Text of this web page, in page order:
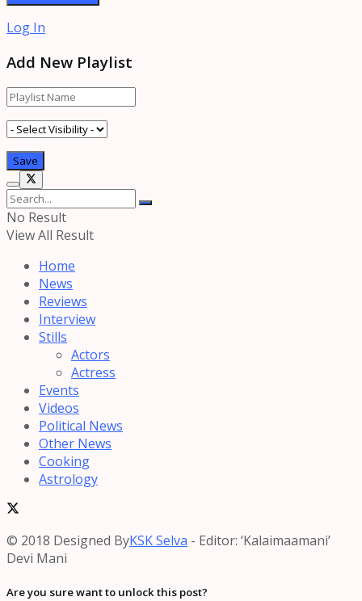
Log In
Add New Playlist
No Result
View All Result
Home
News
Reviews
Interview
Stills
Actors
Actress
Events
Videos
Political News
Other News
Cooking
Astrology
© 2018 Designed ByKSK Selva - Editor: ‘Kalaimaamani’
Devi Mani
Are you sure want to unlock this post?